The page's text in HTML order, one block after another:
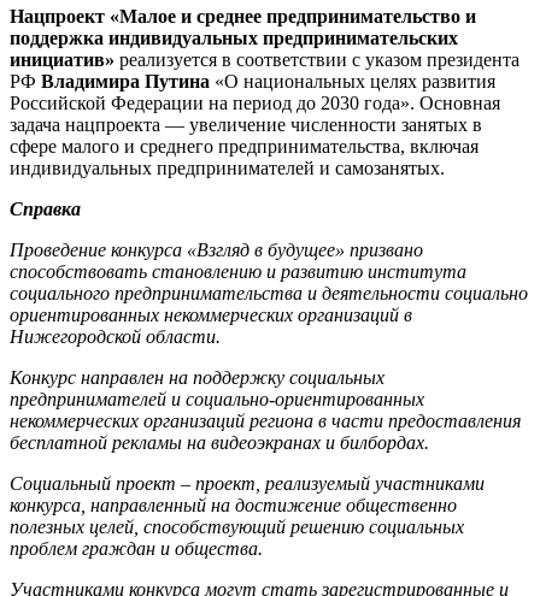
Нацпроект «Малое и среднее предпринимательство и
поддержка индивидуальных предпринимательских
инициатив» реализуется в соответствии с указом президента
РФ Владимира Путина «О национальных целях развития
Российской Федерации на период до 2030 года». Основная
задача нацпроекта — увеличение численности занятых в
сфере малого и среднего предпринимательства, включая
индивидуальных предпринимателей и самозанятых.
Справка
Проведение конкурса «Взгляд в будущее» призвано
способствовать становлению и развитию института
социального предпринимательства и деятельности социально
ориентированных некоммерческих организаций в
Нижегородской области.
Конкурс направлен на поддержку социальных
предпринимателей и социально-ориентированных
некоммерческих организаций региона в части предоставления
бесплатной рекламы на видеоэкранах и билбордах.
Социальный проект – проект, реализуемый участниками
конкурса, направленный на достижение общественно
полезных целей, способствующий решению социальных
проблем граждан и общества.
Участниками конкурса могут стать зарегистрированные и